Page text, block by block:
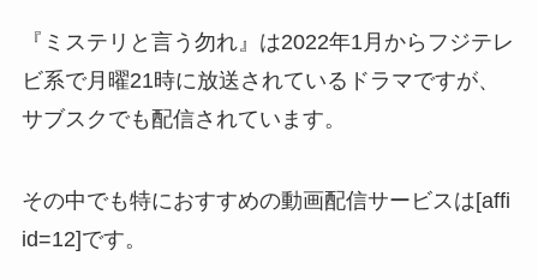
『ミステリと言う勿れ』は2022年1月からフジテレ
ビ系で月曜21時に放送されているドラマですが、
サブスクでも配信されています。
その中でも特におすすめの動画配信サービスは[affi
id=12]です。